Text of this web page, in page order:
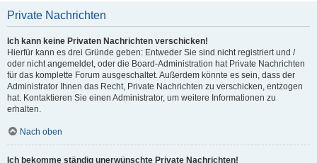
Private Nachrichten
Ich kann keine Privaten Nachrichten verschicken!
Hierfür kann es drei Gründe geben: Entweder Sie sind nicht registriert und /
oder nicht angemeldet, oder die Board-Administration hat Private Nachrichten
für das komplette Forum ausgeschaltet. Außerdem könnte es sein, dass der
Administrator Ihnen das Recht, Private Nachrichten zu verschicken, entzogen
hat. Kontaktieren Sie einen Administrator, um weitere Informationen zu
erhalten.
Nach oben
Ich bekomme ständig unerwünschte Private Nachrichten!